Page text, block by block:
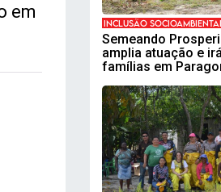
em
INCLUSÃO
Semeando
amplia atuação e
famílias em